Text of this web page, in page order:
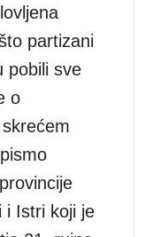
partizani
pobili sve
o
i Istri koji je